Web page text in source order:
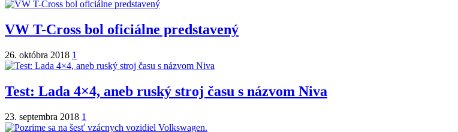
VW T-Cross bol oficiálne predstavený
26. októbra 2018 1
Test: Lada 4×4, aneb ruský stroj času s názvom Niva
23. septembra 2018 1